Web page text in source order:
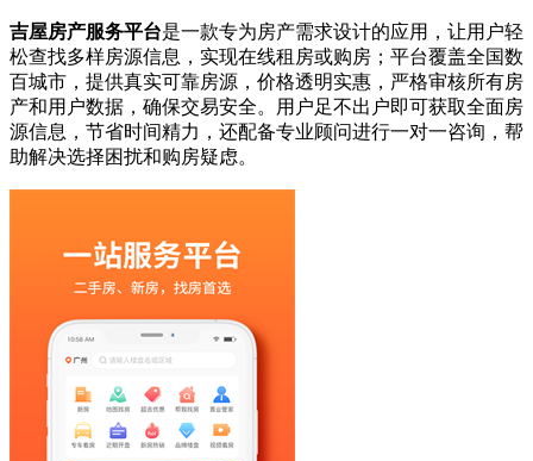
吉屋房产服务平台是一款专为房产需求设计的应用，让用户轻
松查找多样房源信息，实现在线租房或购房；平台覆盖全国数
百城市，提供真实可靠房源，价格透明实惠，严格审核所有房
产和用户数据，确保交易安全。用户足不出户即可获取全面房
源信息，节省时间精力，还配备专业顾问进行一对一咨询，帮
助解决选择困扰和购房疑虑。